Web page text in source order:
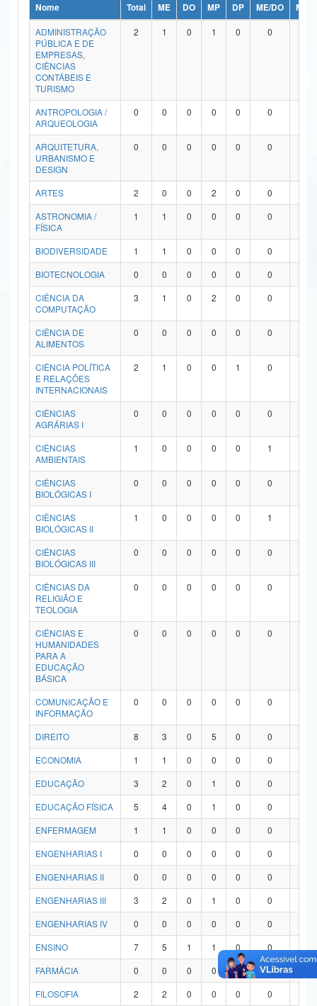
Ministério da Ciência, Tecnologia, Inovações e Comunicações
Ministério do Meio Ambiente
Ministério do Turismo
Ministério do Desenvolvimento Regional
Controladoria-Geral da União
Ministério da Mulher, da Família e dos Direitos Humanos
Secretaria de Governo
Advocacia-Geral da União
Banco Central do Brasil
Nome Total ME DO MP DP ME/DO
MP/
ADMINISTRAÇÃO
PÚBLICA E DE
EMPRESAS,
CIÊNCIAS
CONTÁBEIS E
TURISMO
2 1 0 1 0 0
ANTROPOLOGIA /
ARQUEOLOGIA
0 0 0 0 0 0
ARQUITETURA,
URBANISMO E
DESIGN
0 0 0 0 0 0
ARTES 2 0 0 2 0 0
ASTRONOMIA /
FÍSICA
1 1 0 0 0 0
BIODIVERSIDADE 1 1 0 0 0 0
BIOTECNOLOGIA
0 0 0 0 0 0
CIÊNCIA DA
COMPUTAÇÃO
3 1 0 2 0 0
CIÊNCIA DE
ALIMENTOS
0 0 0 0 0 0
CIÊNCIA POLÍTICA
E RELAÇÕES
INTERNACIONAIS
2 1 0 0 1 0
CIÊNCIAS
AGRÁRIAS I
0 0 0 0 0 0
CIÊNCIAS
AMBIENTAIS
1 0 0 0 0 1
CIÊNCIAS
BIOLÓGICAS I
0 0 0 0 0 0
CIÊNCIAS
BIOLÓGICAS II
1 0 0 0 0 1
CIÊNCIAS
BIOLÓGICAS III
0 0 0 0 0 0
CIÊNCIAS DA
RELIGIÃO E
TEOLOGIA
0 0 0 0 0 0
CIÊNCIAS E
HUMANIDADES
PARA A
EDUCAÇÃO
BÁSICA
0 0 0 0 0 0
COMUNICAÇÃO E
INFORMAÇÃO
0 0 0 0 0 0
DIREITO 8 3 0 5 0 0
ECONOMIA
1 1 0 0 0 0
EDUCAÇÃO
3 2 0 1 0 0
EDUCAÇÃO FÍSICA
5 4 0 1 0 0
ENFERMAGEM
1 1 0 0 0 0
ENGENHARIAS I
0 0 0 0 0 0
ENGENHARIAS II
0 0 0 0 0 0
ENGENHARIAS III
3 2 0 1 0 0
ENGENHARIAS IV
0 0 0 0 0 0
ENSINO
7 5 1 1 0 0
FARMÁCIA
0 0 0 0 0 0
FILOSOFIA
2 2 0 0 0 0